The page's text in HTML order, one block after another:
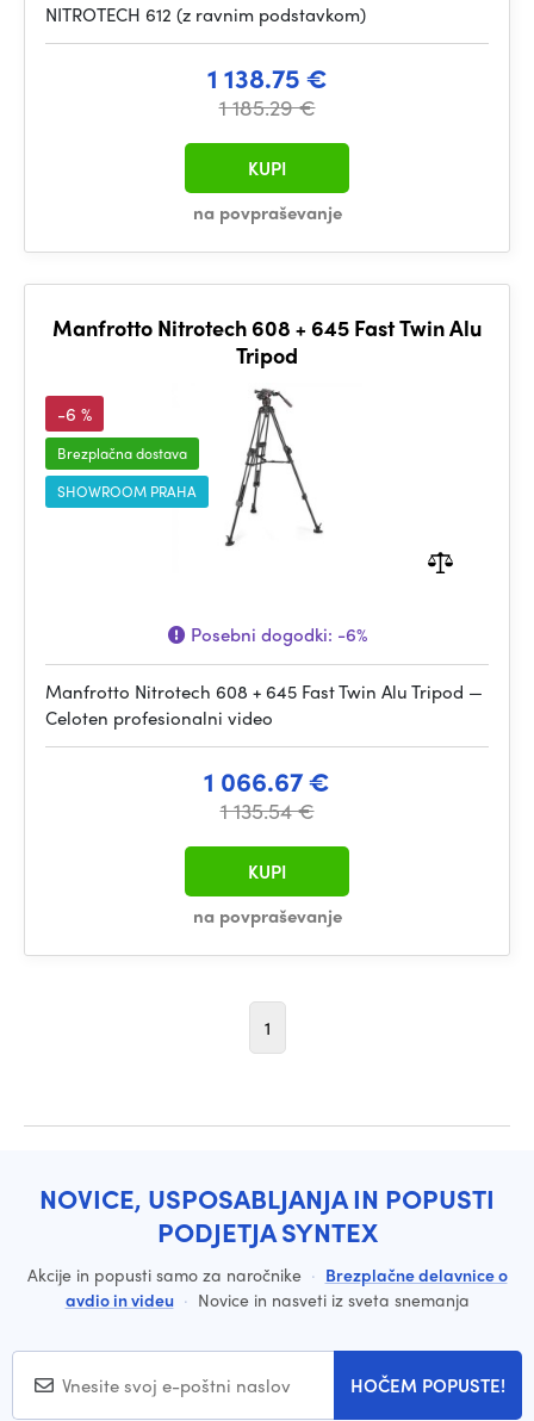
NITROTECH 612 (z ravnim podstavkom)
1 138.75 €
1 185.29 €
na povpraševanje
KUPI
Manfrotto Nitrotech 608 + 645 Fast Twin Alu
Tripod
-6 %
Brezplačna dostava
SHOWROOM PRAHA
Posebni dogodki: -6%
Manfrotto Nitrotech 608 + 645 Fast Twin Alu Tripod —
Celoten profesionalni video
1 066.67 €
1 135.54 €
na povpraševanje
KUPI
1
NOVICE, USPOSABLJANJA IN POPUSTI
PODJETJA SYNTEX
Akcije in popusti samo za naročnike · Brezplačne delavnice o
avdio in videu · Novice in nasveti iz sveta snemanja
HOČEM POPUSTE!